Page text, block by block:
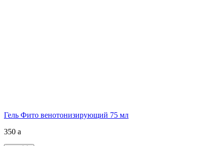
Гель Фито венотонизирующий 75 мл
350 a